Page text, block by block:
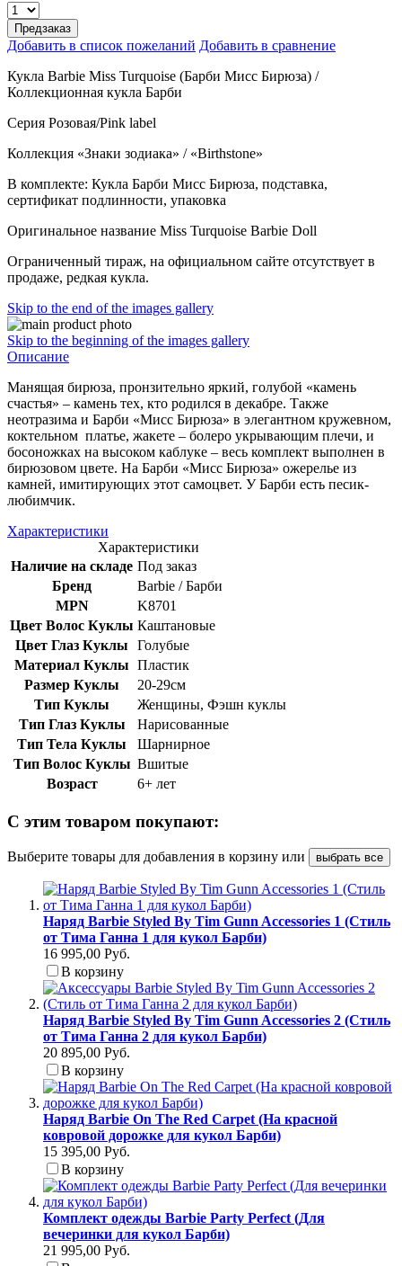
Предзаказ
Добавить в список пожеланий Добавить в сравнение
Кукла Barbie Miss Turquoise (Барби Мисс Бирюза) /
Коллекционная кукла Барби
Серия Розовая/Pink label
Коллекция «Знаки зодиака» / «Birthstone»
В комплекте: Кукла Барби Мисс Бирюза, подставка,
сертификат подлинности, упаковка
Оригинальное название Miss Turquoise Barbie Doll
Ограниченный тираж, на официальном сайте отсутствует в
продаже, редкая кукла.
Skip to the end of the images gallery
Skip to the beginning of the images gallery
Описание
Манящая бирюза, пронзительно яркий, голубой «камень
счастья» – камень тех, кто родился в декабре. Также
неотразима и Барби «Мисс Бирюза» в элегантном кружевном,
коктельном платье, жакете – болеро укрывающим плечи, и
босоножках на высоком каблуке – весь комплект выполнен в
бирюзовом цвете. На Барби «Мисс Бирюза» ожерелье из
камней, имитирующих этот самоцвет. У Барби есть песик-
любимчик.
Характеристики
Характеристики
Наличие на складе Под заказ
Бренд
Barbie / Барби
MPN
K8701
Цвет Волос Куклы Каштановые
Цвет Глаз Куклы
Голубые
Материал Куклы Пластик
Размер Куклы
20-29см
Тип Куклы
Женщины, Фэшн куклы
Тип Глаз Куклы
Нарисованные
Тип Тела Куклы
Шарнирное
Тип Волос Куклы Вшитые
Возраст
6+ лет
С этим товаром покупают:
Выберите товары для добавления в корзину или выбрать все
Наряд Barbie Styled By Tim Gunn Accessories 1 (Стиль
от Тима Ганна 1 для кукол Барби)
16 995,00 Руб.
В корзину
Наряд Barbie Styled By Tim Gunn Accessories 2 (Стиль
от Тима Ганна 2 для кукол Барби)
20 895,00 Руб.
В корзину
Наряд Barbie On The Red Carpet (На красной
ковровой дорожке для кукол Барби)
15 395,00 Руб.
В корзину
Комплект одежды Barbie Party Perfect (Для
вечеринки для кукол Барби)
21 995,00 Руб.